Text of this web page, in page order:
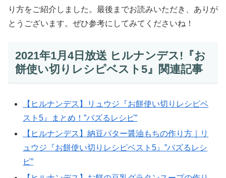
り方をご紹介しました。最後までお読みいただき、ありが
とうございます。ぜひ参考にしてみてくださいね！
2021年1月4日放送 ヒルナンデス!『お
餅使い切りレシピベスト5』関連記事
【ヒルナンデス】リュウジ『お餅使い切りレシピベ
スト5』まとめ！”バズるレシピ”
【ヒルナンデス】納豆バター醤油もちの作り方｜リ
ュウジ『お餅使い切りレシピベスト5』”バズるレシ
ピ”